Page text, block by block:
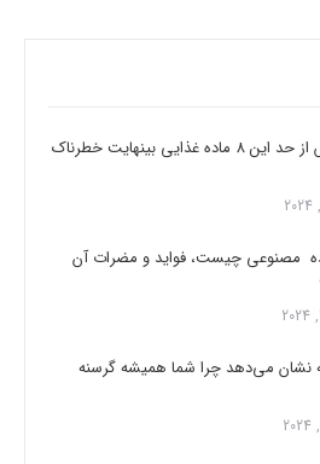
مصرف بیش از حد این 8 ماده غذایی بینهایت خطرناک
مصنوعی چیست، فواید و مضرات آن
که نشان می‌دهد چرا شما همیشه گرسنه